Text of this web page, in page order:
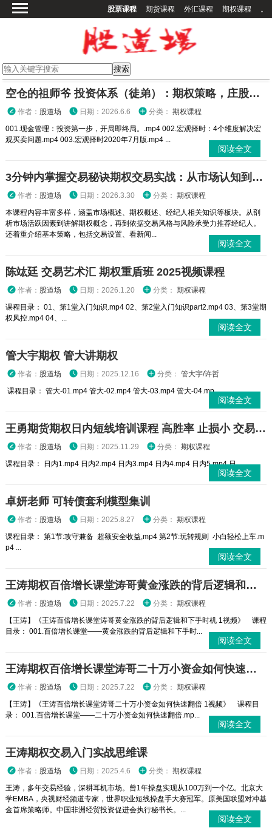
股票课程 期货课程 外汇课程 期权课程 。
期货课程
期权课程
外汇课程
高校课程
空仓的祖师爷 投资体系（徒弟）：期权策略，庄股策略
作者： 股道场 日期：2026.6.6 分类： 期权课程
001.现金管理：投资第一步，开局即终局。.mp4 002.宏观择时：4个维度解决宏
观买卖问题.mp4 003.宏观择时2020年7月版.mp4 ...
阅读全文
3分钟内掌握交易秘诀期权交易实战：从市场认知到策略执行全攻略
作者： 股道场 日期：2026.3.30 分类： 期权课程
本课程内容丰富多样，涵盖市场概述、期权概述、经纪人相关知识等板块。从剖
析市场活跃因素到讲解期权概念，再到依据交易风格与风险承受力推荐经纪人。
还着重介绍基本策略，包括交易设置、看新闻...
阅读全文
陈竑廷 交易艺术汇 期权重盾班 2025视频课程
作者： 股道场 日期：2026.1.20 分类： 期权课程
课程目录： 01、第1堂入门知识.mp4 02、第2堂入门知识part2.mp4 03、第3堂期
权风控.mp4 04、...
阅读全文
管大宇期权 管大讲期权
作者： 股道场 日期：2025.12.16 分类： 管大宇/许哲
课程目录： 管大-01.mp4 管大-02.mp4 管大-03.mp4 管大-04.mp...
阅读全文
王勇期货期权日内短线培训课程 高胜率 止损小 交易高手
作者： 股道场 日期：2025.11.29 分类： 期权课程
课程目录： 日内1.mp4 日内2.mp4 日内3.mp4 日内4.mp4 日内5.mp4 日...
阅读全文
卓妍老师 可转债套利模型集训
作者： 股道场 日期：2025.8.27 分类： 期权课程
课程目录： 第1节:攻守兼备 超额安全收益,mp4 第2节:玩转规则 小白轻松上车.m
p4 ...
阅读全文
王涛期权百倍增长课堂涛哥黄金涨跌的背后逻辑和下手时机 1视频
作者： 股道场 日期：2025.7.22 分类： 期权课程
【王涛】《王涛百倍增长课堂涛哥黄金涨跌的背后逻辑和下手时机 1视频》 课程
目录： 001.百倍增长课堂——黄金涨跌的背后逻辑和下手时...
阅读全文
王涛期权百倍增长课堂涛哥二十万小资金如何快速翻倍 1视频
作者： 股道场 日期：2025.7.22 分类： 期权课程
【王涛】《王涛百倍增长课堂涛哥二十万小资金如何快速翻倍 1视频》 课程目
录： 001.百倍增长课堂——二十万小资金如何快速翻倍.mp...
阅读全文
王涛期权交易入门实战思维课
作者： 股道场 日期：2025.4.6 分类： 期权课程
王涛，多年交易经验，深耕耳机市场。曾1年操盘实现从100万到一个亿。北京大
学EMBA，央视财经频道专家，世界职业短线操盘手大赛冠军。原美国联盟对冲基
金首席策略师。中国非洲经贸投资促进会执行秘书长。...
阅读全文